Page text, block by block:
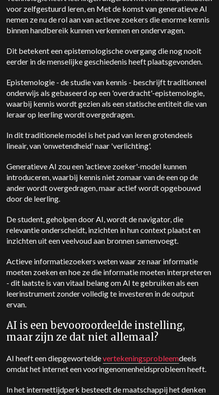
voor zelfgestuurd leren, en Met de komst van generatieve AI
nemen ze nu de rol aan van actieve zoekers die enorme kennis
binnen handbereik kunnen verkennen en ondervragen.
Dit betekent een epistemologische overgang die nog nooit
eerder in de menselijke geschiedenis heeft plaatsgevonden.
Epistemologie - de studie van kennis - beschrijft traditioneel
onderwijs als gebaseerd op een 'overdracht'-epistemologie,
waarbij kennis wordt gezien als een statische entiteit die van
leraar op leerling wordt overgedragen.
In dit traditionele model is het pad van leren grotendeels
lineair, van 'onwetendheid' naar 'verlichting'.
Generatieve AI zou een 'actieve zoeker'-model kunnen
introduceren, waarbij kennis niet zomaar van de een op de
ander wordt overgedragen, maar actief wordt opgebouwd
door de leerling.
De student, geholpen door AI, wordt de navigator, die
relevantie onderscheidt, inzichten in hun context plaatst en
inzichten uit een veelvoud aan bronnen samenvoegt.
Actieve informatiezoekers weten waar ze naar informatie
moeten zoeken en hoe ze die informatie moeten interpreteren
- dit laatste is van vitaal belang om AI te gebruiken als een
leerinstrument zonder volledig te investeren in de output
ervan.
AI is een bevooroordeelde instelling,
maar zijn ze dat niet allemaal?
AI heeft een diepgeworteldevertekeningsprobleemdeels
omdat het internet een vooringenomenheidsprobleem heeft.
In het internettijdperk besteedt de maatschappij het denken